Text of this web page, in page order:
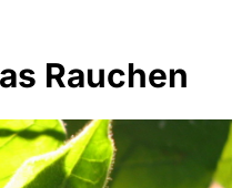
Rauchen